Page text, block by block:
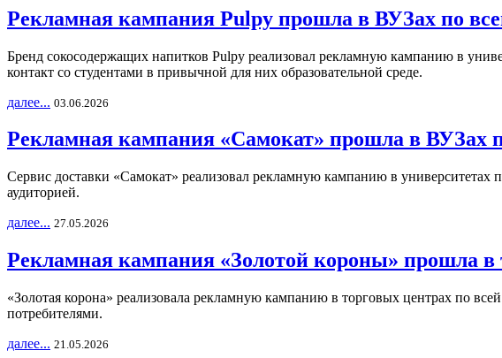
Рекламная кампания Pulpy прошла в ВУЗах по
Бренд сокосодержащих напитков Pulpy реализовал рекламную кампанию в
контакт со студентами в привычной для них образовательной среде.
далее... 03.06.2026
Рекламная кампания «Самокат» прошла в ВУЗах
Сервис доставки «Самокат» реализовал рекламную кампанию в университетах
аудиторией.
далее... 27.05.2026
Рекламная кампания «Золотой короны» прошла в
«Золотая корона» реализовала рекламную кампанию в торговых центрах по
потребителями.
далее... 21.05.2026